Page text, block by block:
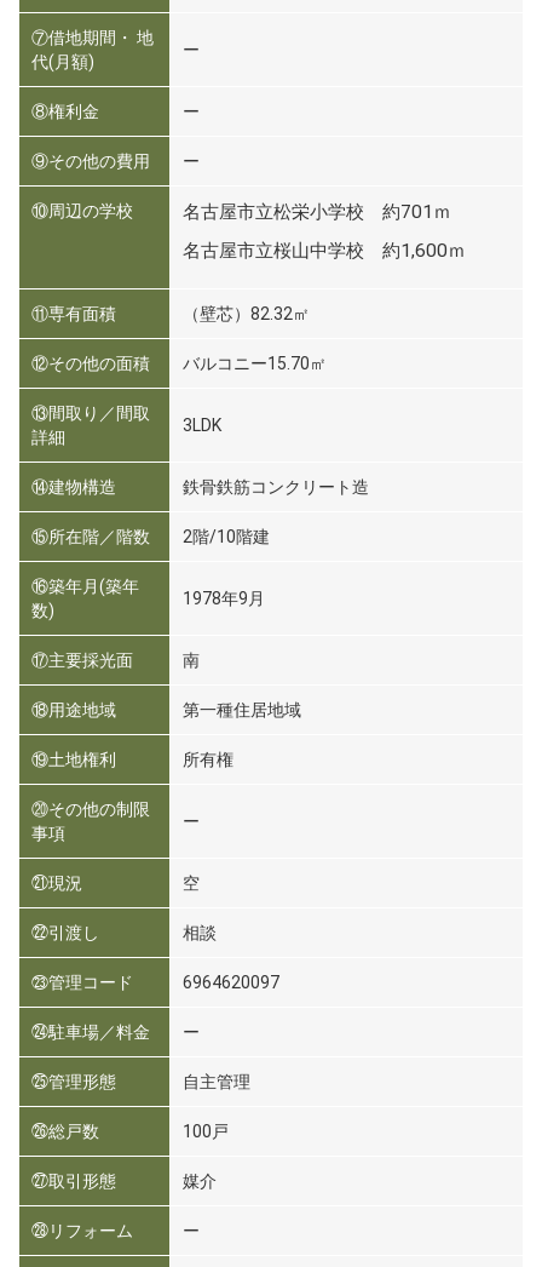
⑦借地期間・ 地
代(月額)
ー
⑧権利金 ー
⑨その他の費用 ー
⑩周辺の学校
名古屋市立松栄小学校 約701ｍ
名古屋市立桜山中学校 約1,600ｍ
⑪専有面積 （壁芯）82.32㎡
⑫その他の面積 バルコニー15.70㎡
⑬間取り／間取
詳細
3LDK
⑭建物構造 鉄骨鉄筋コンクリート造
⑮所在階／階数 2階/10階建
⑯築年月(築年
数)
1978年9月
⑰主要採光面 南
⑱用途地域 第一種住居地域
⑲土地権利 所有権
⑳その他の制限
事項
ー
㉑現況 空
㉒引渡し 相談
㉓管理コード 6964620097
㉔駐車場／料金 ー
㉕管理形態 自主管理
㉖総戸数 100戸
㉗取引形態 媒介
㉘リフォーム ー